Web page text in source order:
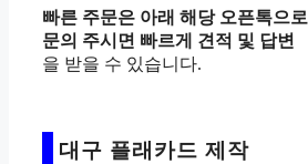
빠른 주문은 아래 해당 오픈톡으로
문의 주시면 빠르게 견적 및 답변
을 받을 수 있습니다.
대구 플래카드 제작